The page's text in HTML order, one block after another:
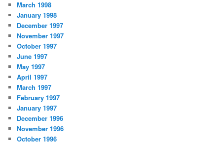
March 1998
January 1998
December 1997
November 1997
October 1997
June 1997
May 1997
April 1997
March 1997
February 1997
January 1997
December 1996
November 1996
October 1996